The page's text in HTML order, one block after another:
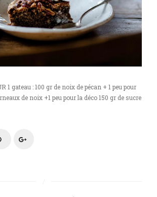
1 gateau : 100 gr de noix de pécan + 1 peu pour
de noix +1 peu pour la déco 150 gr de sucre